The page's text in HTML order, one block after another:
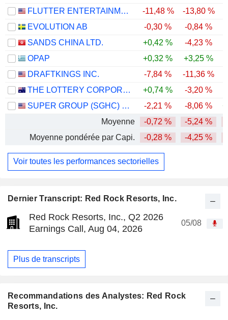
Dernier Transcript: Red Rock Resorts, Inc.
Red Rock Resorts, Inc., Q2 2026
Earnings Call, Aug 04, 2026
05/08
Plus de transcripts
Recommandations des Analystes: Red Rock
Resorts, Inc.
FLUTTER ENTERTAINMENT PLC
-11,48 % -13,80 %
EVOLUTION AB
-0,30 % -0,84 %
SANDS CHINA LTD.
+0,42 % -4,23 %
OPAP
+0,32 % +3,25 %
DRAFTKINGS INC.
-7,84 % -11,36 %
THE LOTTERY CORPORATION LIMITED
+0,74 % -3,20 %
SUPER GROUP (SGHC) LIMITED
-2,21 % -8,06 %
Moyenne
-0,72 % -5,24 %
Moyenne pondérée par Capi.
-0,28 % -4,25 %
Voir toutes les performances sectorielles